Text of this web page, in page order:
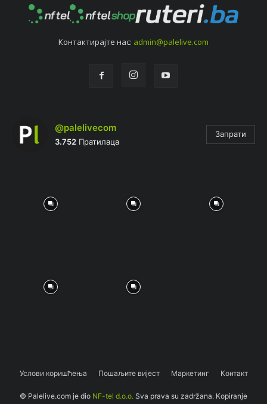
Контактирајтe нас: admin@palelive.com
@palelivecom
3.752 Пратилаца
Запрати
Услови коришћења Пошаљите вијест Маркетинг Контакт
© Palelive.com je dio NF-tel d.o.o. Sva prava su zadržana. Kopiranje